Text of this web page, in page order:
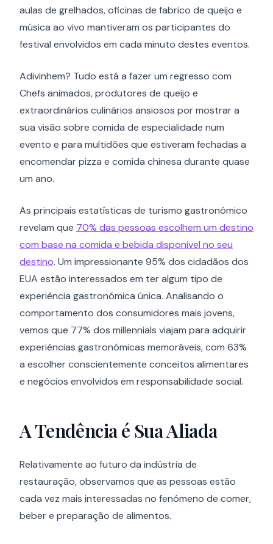
aulas de grelhados, oficinas de fabrico de queijo e
música ao vivo mantiveram os participantes do
festival envolvidos em cada minuto destes eventos.
Adivinhem? Tudo está a fazer um regresso com
Chefs animados, produtores de queijo e
extraordinários culinários ansiosos por mostrar a
sua visão sobre comida de especialidade num
evento e para multidões que estiveram fechadas a
encomendar pizza e comida chinesa durante quase
um ano.
As principais estatísticas de turismo gastronómico
revelam que 70% das pessoas escolhem um destino
com base na comida e bebida disponível no seu
destino. Um impressionante 95% dos cidadãos dos
EUA estão interessados em ter algum tipo de
experiência gastronómica única. Analisando o
comportamento dos consumidores mais jovens,
vemos que 77% dos millennials viajam para adquirir
experiências gastronómicas memoráveis, com 63%
a escolher conscientemente conceitos alimentares
e negócios envolvidos em responsabilidade social.
A Tendência é Sua Aliada
Relativamente ao futuro da indústria de
restauração, observamos que as pessoas estão
cada vez mais interessadas no fenómeno de comer,
beber e preparação de alimentos.